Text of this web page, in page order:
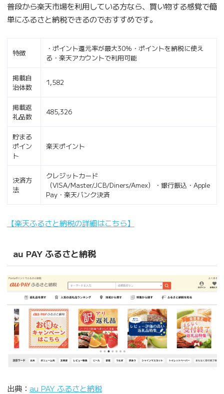
普段から楽天市場を利用している方なら、買い物する感覚で簡
単にふるさと納税できるのでおすすめです。
特徴
・ポイント還元率が最大30％・ポイントを納税に使え
る・楽天アカウントで利用可能
掲載自
治体数
1,582
掲載返
礼品数
485,326
貯まる
ポイン
ト
楽天ポイント
決済方
法
クレジットカード
（VISA/Master/JCB/Diners/Amex）・銀行振込・Apple
Pay・楽天バンク決済
【楽天ふるさと納税の詳細はこちら】
au PAY ふるさと納税
出典： au PAY ふるさと納税